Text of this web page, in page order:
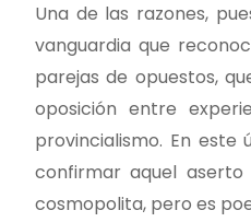
Una de las razones,
vanguardia que
parejas de opuestos,
oposición entre
provincialismo. En
confirmar aquel
cosmopolita, pero es